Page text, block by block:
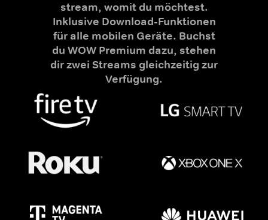
stream, womit du möchtest.
Inklusive Download-Funktionen
für alle mobilen Geräte. Buchst
du WOW Premium dazu, stehen
dir zwei Streams gleichzeitig zur
Verfügung.